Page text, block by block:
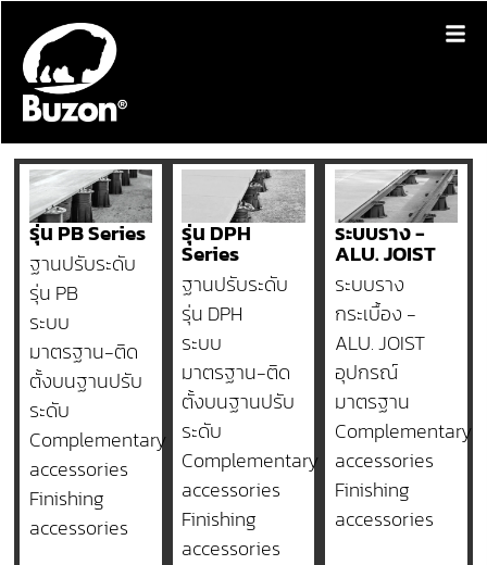
รุ่น PB Series
ฐานปรับระดับ
รุ่น PB
ระบบ
มาตรฐาน-ติด
ตั้งบนฐานปรับ
ระดับ
Complementary
accessories
Finishing
accessories
รุ่น DPH
Series
ฐานปรับระดับ
รุ่น DPH
ระบบ
มาตรฐาน-ติด
ตั้งบนฐานปรับ
ระดับ
Complementary
accessories
Finishing
accessories
ระบบราง -
ALU. JOIST
ระบบราง
กระเบื้อง -
ALU. JOIST
อุปกรณ์
มาตรฐาน
Complementary
accessories
Finishing
accessories